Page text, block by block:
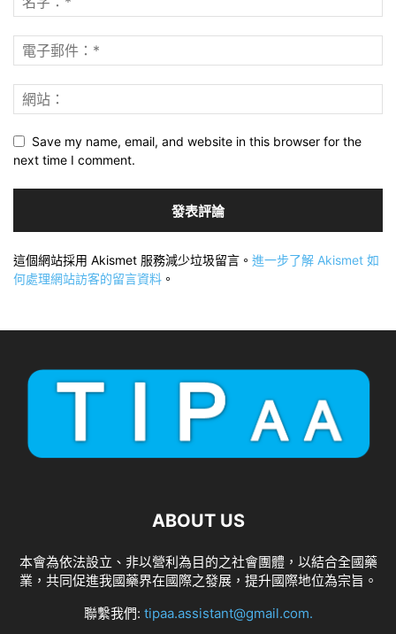
Save my name, email, and website in this browser for the
next time I comment.
這個網站採用 Akismet 服務減少垃圾留言。 進一步了解 Akismet 如
何處理網站訪客的留言資料 。
ABOUT US
本會為依法設立、非以營利為目的之社會團體，以結合全國藥
業，共同促進我國藥界在國際之發展，提升國際地位為宗旨。
聯繫我們: tipaa.assistant@gmail.com.